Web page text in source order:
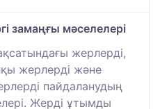
замаңғы мәселелері
жерлерді,
жерлерді және
пайдаланудың
Жерді ұтымды